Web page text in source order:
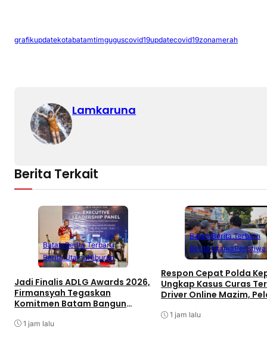
grafikupdatekotabatamtimguguscovid19updatecovid19zonamerah
Lamkaruna
Berita Terkait
BatamBerita Terbaru
Berita UtamaHiburan
Jadi Finalis ADLG Awards 2026,
Firmansyah Tegaskan
Komitmen Batam Bangun
1 jam lalu
BatamBerita Terbaru
Berita UtamaPeristiwa
Respon Cepat Polda
Ungkap Kasus Curas
Driver Online Mazim,
1 jam lalu